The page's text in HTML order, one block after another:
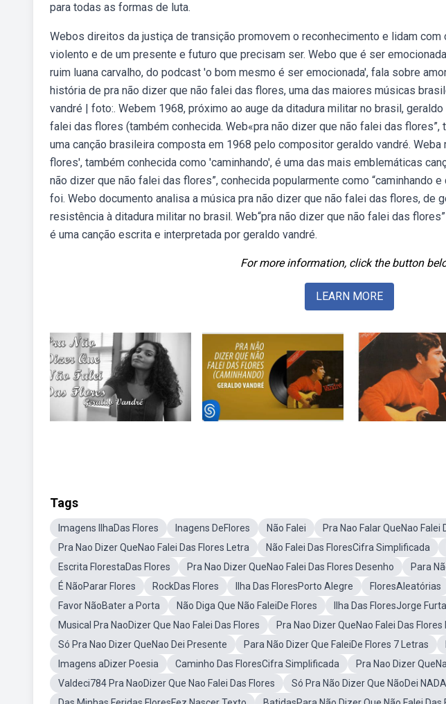
para todas as formas de luta.
Webos direitos da justiça de transição promovem o reconhecimento e lidam
violento e de um presente e futuro que precisam ser. Webo que é ser
ruim luana carvalho, do podcast 'o bom mesmo é ser emocionada', fala sobre
história de pra não dizer que não falei das flores, uma das maiores músicas
vandré | foto:. Webem 1968, próximo ao auge da ditadura militar no brasil,
falei das flores (também conhecida. Web«pra não dizer que não falei das flores”,
uma canção brasileira composta em 1968 pelo compositor geraldo vandré.
flores', também conhecida como 'caminhando', é uma das mais emblemáticas
não dizer que não falei das flores”, conhecida popularmente como “caminhando
foi. Webo documento analisa a música pra não dizer que não falei das flores, de
resistência à ditadura militar no brasil. Web“pra não dizer que não falei das
é uma canção escrita e interpretada por geraldo vandré.
For more information, click the button
LEARN MORE
Tags
Imagens IlhaDas Flores Inagens DeFlores Não Falei
Pra Nao Falar QueNao Falei
Pra Nao Dizer QueNao Falei Das Flores Letra
Não Falei Das FloresCifra Simplificada
Escrita FlorestaDas Flores
Pra Nao Dizer QueNao Falei Das Flores Desenho
Para
É NãoParar Flores
RockDas Flores Ilha Das FloresPorto Alegre FloresAleatórias
Favor NãoBater a Porta
Não Diga Que Não FaleiDe Flores
Ilha Das FloresJorge
Musical Pra NaoDizer Que Nao Falei Das Flores
Pra Nao Dizer QueNao Falei Das
Só Pra Nao Dizer QueNao Dei Presente
Para Não Dizer Que FaleiDe Flores 7 Letras
Imagens aDizer Poesia
Caminho Das FloresCifra Simplificada
Pra Nao Dizer
Valdeci784 Pra NaoDizer Que Nao Falei Das Flores
Só Pra Não Dizer Que NãoDei NADA